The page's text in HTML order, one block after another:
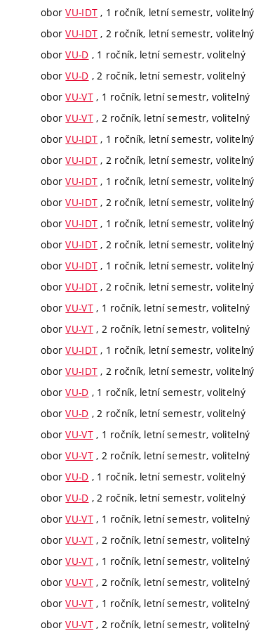
oborVU-IDT , 1 ročník, letní semestr, volitelný
oborVU-IDT , 2 ročník, letní semestr, volitelný
oborVU-D , 1 ročník, letní semestr, volitelný
oborVU-D , 2 ročník, letní semestr, volitelný
oborVU-VT, 1 ročník, letní semestr, volitelný
oborVU-VT, 2 ročník, letní semestr, volitelný
oborVU-IDT , 1 ročník, letní semestr, volitelný
oborVU-IDT , 2 ročník, letní semestr, volitelný
oborVU-IDT , 1 ročník, letní semestr, volitelný
oborVU-IDT , 2 ročník, letní semestr, volitelný
oborVU-IDT , 1 ročník, letní semestr, volitelný
oborVU-IDT , 2 ročník, letní semestr, volitelný
oborVU-IDT , 1 ročník, letní semestr, volitelný
oborVU-IDT , 2 ročník, letní semestr, volitelný
oborVU-VT, 1 ročník, letní semestr, volitelný
oborVU-VT, 2 ročník, letní semestr, volitelný
oborVU-IDT , 1 ročník, letní semestr, volitelný
oborVU-IDT , 2 ročník, letní semestr, volitelný
oborVU-D , 1 ročník, letní semestr, volitelný
oborVU-D , 2 ročník, letní semestr, volitelný
oborVU-VT, 1 ročník, letní semestr, volitelný
oborVU-VT, 2 ročník, letní semestr, volitelný
oborVU-D , 1 ročník, letní semestr, volitelný
oborVU-D , 2 ročník, letní semestr, volitelný
oborVU-VT, 1 ročník, letní semestr, volitelný
oborVU-VT, 2 ročník, letní semestr, volitelný
oborVU-VT, 1 ročník, letní semestr, volitelný
oborVU-VT, 2 ročník, letní semestr, volitelný
oborVU-VT, 1 ročník, letní semestr, volitelný
oborVU-VT, 2 ročník, letní semestr, volitelný